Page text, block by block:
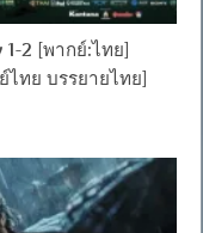
2 [พากย์:ไทย]
ไทย บรรยายไทย]